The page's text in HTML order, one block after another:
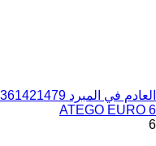
ATEGO EURO 6
6